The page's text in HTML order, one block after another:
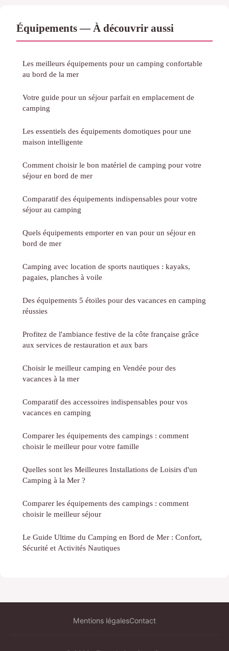
Équipements — À découvrir aussi
Les meilleurs équipements pour un camping confortable
au bord de la mer
Votre guide pour un séjour parfait en emplacement de
camping
Les essentiels des équipements domotiques pour une
maison intelligente
Comment choisir le bon matériel de camping pour votre
séjour en bord de mer
Comparatif des équipements indispensables pour votre
séjour au camping
Quels équipements emporter en van pour un séjour en
bord de mer
Camping avec location de sports nautiques : kayaks,
pagaies, planches à voile
Des équipements 5 étoiles pour des vacances en camping
réussies
Profitez de l'ambiance festive de la côte française grâce
aux services de restauration et aux bars
Choisir le meilleur camping en Vendée pour des
vacances à la mer
Comparatif des accessoires indispensables pour vos
vacances en camping
Comparer les équipements des campings : comment
choisir le meilleur pour votre famille
Quelles sont les Meilleures Installations de Loisirs d'un
Camping à la Mer ?
Comparer les équipements des campings : comment
choisir le meilleur séjour
Le Guide Ultime du Camping en Bord de Mer : Confort,
Sécurité et Activités Nautiques
Mentions légalesContact